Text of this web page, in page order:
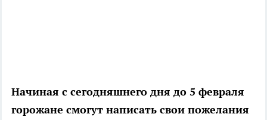
Начиная с сегодняшнего дня до 5 февраля
горожане смогут написать свои пожелания